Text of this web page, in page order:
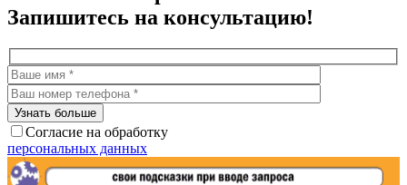
Запишитесь на консультацию!
Согласие на обработку
персональных данных